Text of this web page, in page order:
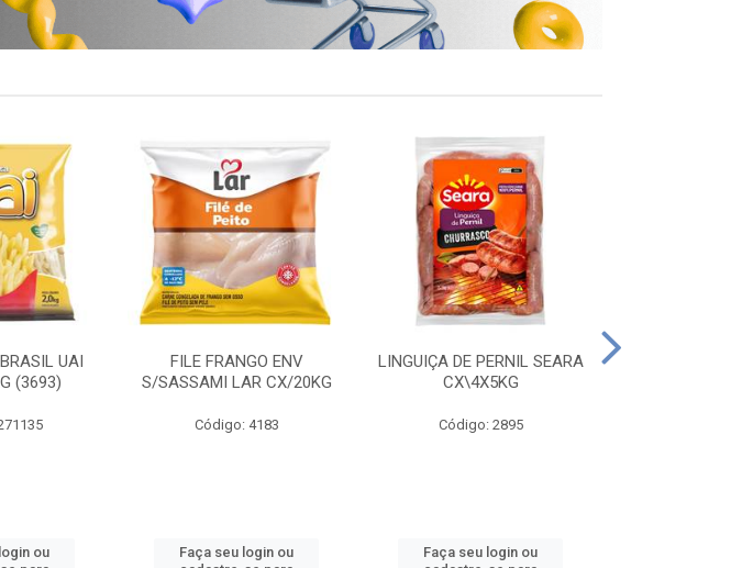
UAI
(3693)
ou
FILE FRANGO ENV
S/SASSAMI LAR CX/20KG
Código: 4183
Faça seu login ou
LINGUIÇA DE PERNIL SEARA
CX\4X5KG
Código: 2895
Faça seu login ou